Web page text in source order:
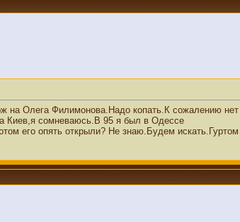
Олега Филимонова.Надо копать.К сожалению нет
Киев,я сомневаюсь.В 95 я был в Одессе
его опять открыли? Не знаю.Будем